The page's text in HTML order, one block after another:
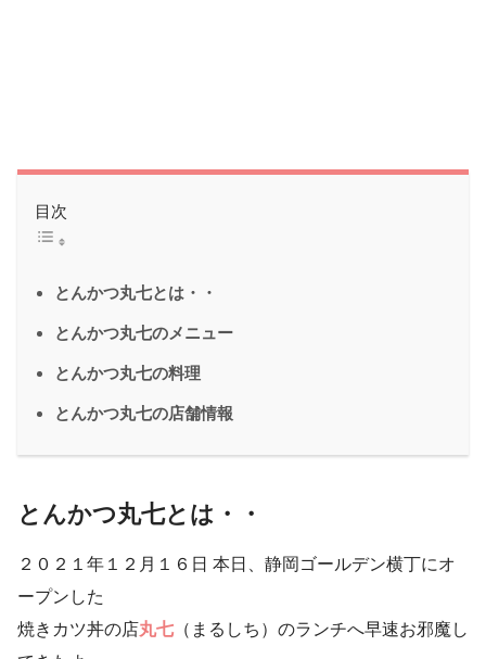
目次
とんかつ丸七とは・・
とんかつ丸七のメニュー
とんかつ丸七の料理
とんかつ丸七の店舗情報
とんかつ丸七とは・・
２０２１年１２月１６日 本日、静岡ゴールデン横丁にオ
ープンした
焼きカツ丼の店丸七 （まるしち）のランチへ早速お邪魔し